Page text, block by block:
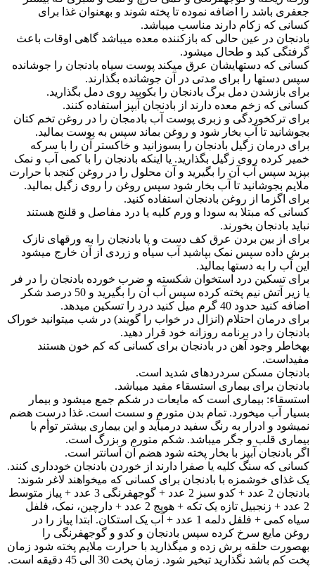
جعفری باشد را اضافه نموده تا پخته شوند و به‎عنوان غذا برای
کسانی که زکام دارند مناسب می‎باشد.
بادنجان در عین حالی که بازکننده معده می‎باشد گاهی اوقات باعث
گرفتگی کبد و طحال می‎شود.
کسانی که دست‎هایشان عرق می‎کند پوست سیاه بادنجان را جوشانده
سپس دستها را برای مدتی در آن جوشانده بگذارند.
برای بازشدن دمل برگ بادنجان را بکوبید روی دمل بگذارید.
کسانی که زخم معده دارند از بادنجان آب‎پز استفاده کنند.
برای ترک‎خوردگی و زبری پوست آب بادمجان را در روغن تخم کتان
بجوشانید تا آب بخار شود و روغن بماند سپس به پوست بمالید.
برای درمان زگیل بادنجان را بسوزانید و خاکستر آن را با سرکه
خمیر کرده روی زگیل بگذارید. یا اینکه بادنجان را با کمی آب و نمک
بپزید سپس آب آن را بگیرید و آن محلول را در روغن کنجد با حرارت
ملایم بجوشانید تا آب بخار شود سپس روغن را روی زگیل بمالید.
برای اگزما از روغن بادنجان استفاده کنید.
کسانی که مبتلا به سودا و ورم کلیه یا درد مفاصل و قلنج هستند
نباید بادنجان بخورند.
برای از بین بردن عرق کف دست و پا بادنجان را به ورق‎های نازک
برش داده سپس نمک بپاشید آب سیاه و زردی از آن خارج می‎شود
این آب را به دستها بمالید.
برای تسکین درد استخوان شکسته و ضرب خورده بادنجان را در فر
یا زیر آتش نیم پخته کرده سپس آب آن را بگیرید و 50 درصد شکر
اضافه کنید حدود 40 گرم میل کنید درد را تسکین می‎دهد.
برای درمان احتلام (انزال در خواب را گویند) در شب می‎توانید خوراک
بادنجان را در برنامه روزانه خود قرار دهید.
به‎خاطر وجود آهن در بادنجان برای کسانی که کم خون هستند
مفیداست.
بادنجان مسکن سردردهای شدید است.
بادنجان برای بیماری استسقاء مفید می‎باشد.
استسقاء: بیماری است که مایعات در شکم جمع می‎شود و بیمار
بسیار آب می‎خورد. تمام بدن متورم و سست است. غذا درست هضم
نمی‎شود و ادرار به رنگ سفید درمی‎آید و این بیماری بیشتر توأم با
بیماری قلب و جگر می‎باشد. شکم متورم و بزرگ است.
اگر بادنجان آب‎پز با بخار پخته شود هضم آن آسان‎تر است.
کسانی که سنگ کلیه یا صفرا دارند از خوردن بادنجان خودداری کنند.
یک غذای خوشمزه با بادنجان برای کسانی که می‎خواهند لاغر شوند:
بادنجان 2 عدد + کدو سبز 2 عدد + گوجه‎فرنگی 3 عدد + پیاز متوسط
2 عدد + زنجبیل تازه یک تکه + هویج 2 عدد + دارچین، نمک، فلفل
سیاه کمی + فلفل دلمه 1 عدد + آب یک استکان. ابتدا پیاز را در
روغن مایع سرخ کرده سپس بادنجان و کدو و گوجه‎فرنگی را
به‎صورت حلقه برش زده و می‎گذارید با حرارت ملایم پخته شود زمان
پخت کم باشد نگذارید تبخیر شود. زمان پخت 30 الی 45 دقیقه است.